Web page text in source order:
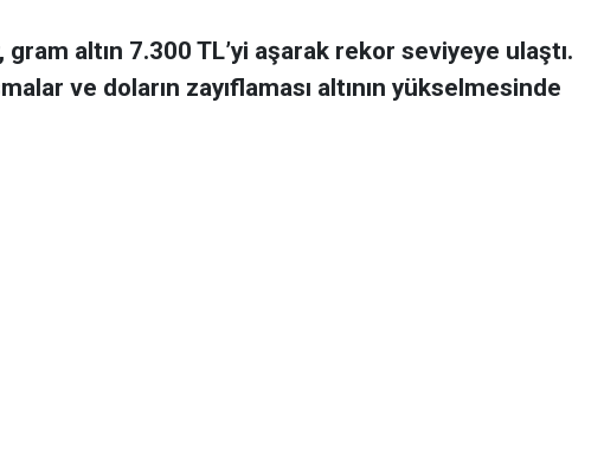
gram altın 7.300 TL’yi aşarak rekor seviyeye ulaştı.
ve doların zayıflaması altının yükselmesinde